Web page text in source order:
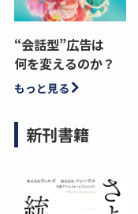
“会話型”広告は
何を変えるのか？
もっと見る
新刊書籍